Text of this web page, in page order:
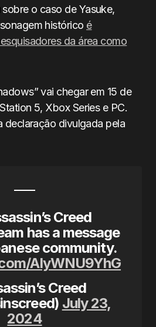
o caso de Yasuke,
histórico é
da área como
vai chegar em 15 de
5, Xbox Series e PC.
declaração divulgada pela
Creed
has a message
community.
AIyWNU9YhG
Creed
July 23,
2024